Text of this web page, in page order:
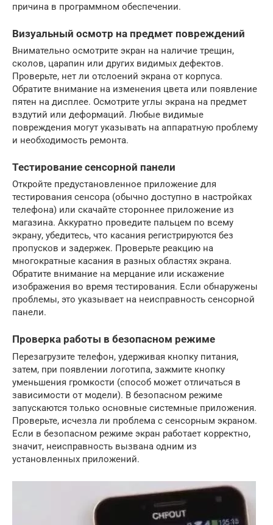
причина в программном обеспечении.
Визуальный осмотр на предмет повреждений
Внимательно осмотрите экран на наличие трещин,
сколов, царапин или других видимых дефектов.
Проверьте, нет ли отслоений экрана от корпуса.
Обратите внимание на изменения цвета или появление
пятен на дисплее. Осмотрите углы экрана на предмет
вздутий или деформаций. Любые видимые
повреждения могут указывать на аппаратную проблему
и необходимость ремонта.
Тестирование сенсорной панели
Откройте предустановленное приложение для
тестирования сенсора (обычно доступно в настройках
телефона) или скачайте стороннее приложение из
магазина. Аккуратно проведите пальцем по всему
экрану, убедитесь, что касания регистрируются без
пропусков и задержек. Проверьте реакцию на
многократные касания в разных областях экрана.
Обратите внимание на мерцание или искажение
изображения во время тестирования. Если обнаружены
проблемы, это указывает на неисправность сенсорной
панели.
Проверка работы в безопасном режиме
Перезагрузите телефон, удерживая кнопку питания,
затем, при появлении логотипа, зажмите кнопку
уменьшения громкости (способ может отличаться в
зависимости от модели). В безопасном режиме
запускаются только основные системные приложения.
Проверьте, исчезла ли проблема с сенсорным экраном.
Если в безопасном режиме экран работает корректно,
значит, неисправность вызвана одним из
установленных приложений.